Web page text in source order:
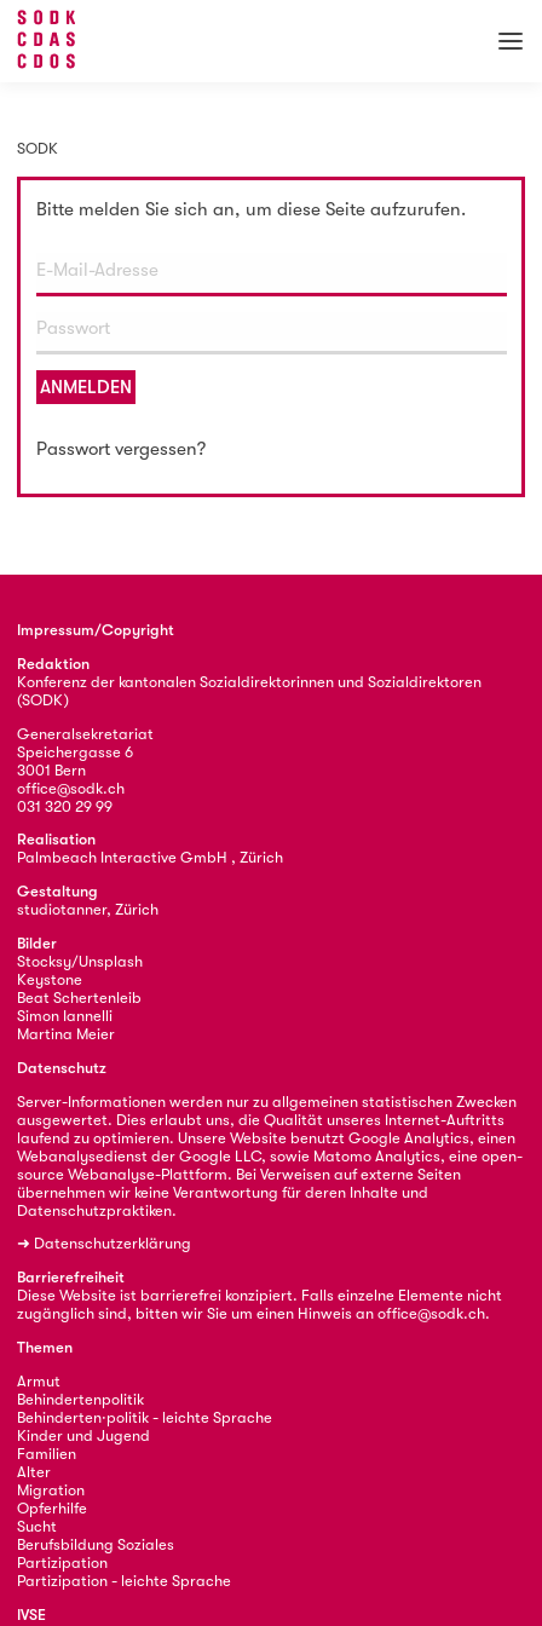
SODK
Bitte melden Sie sich an, um diese Seite aufzurufen.
ANMELDEN
Passwort vergessen?
Impressum/Copyright
Redaktion
Konferenz der kantonalen Sozialdirektorinnen und Sozialdirektoren
(SODK)
Generalsekretariat
Speichergasse 6
3001 Bern
office@sodk.ch
031 320 29 99
Realisation
Palmbeach Interactive GmbH , Zürich
Gestaltung
studiotanner, Zürich
Bilder
Stocksy/Unsplash
Keystone
Beat Schertenleib
Simon Iannelli
Martina Meier
Datenschutz
Server-Informationen werden nur zu allgemeinen statistischen Zwecken
ausgewertet. Dies erlaubt uns, die Qualität unseres Internet-Auftritts
laufend zu optimieren. Unsere Website benutzt Google Analytics, einen
Webanalysedienst der Google LLC, sowie Matomo Analytics, eine open-
source Webanalyse-Plattform. Bei Verweisen auf externe Seiten
übernehmen wir keine Verantwortung für deren Inhalte und
Datenschutzpraktiken.
➜ Datenschutzerklärung
Barrierefreiheit
Diese Website ist barrierefrei konzipiert. Falls einzelne Elemente nicht
zugänglich sind, bitten wir Sie um einen Hinweis an office@sodk.ch.
Themen
Armut
Behindertenpolitik
Behinderten·politik - leichte Sprache
Kinder und Jugend
Familien
Alter
Migration
Opferhilfe
Sucht
Berufsbildung Soziales
Partizipation
Partizipation - leichte Sprache
IVSE